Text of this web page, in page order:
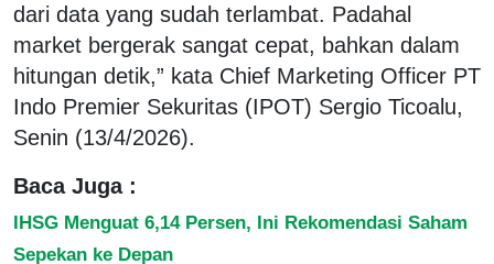
dari data yang sudah terlambat. Padahal
market bergerak sangat cepat, bahkan dalam
hitungan detik,” kata Chief Marketing Officer PT
Indo Premier Sekuritas (IPOT) Sergio Ticoalu,
Senin (13/4/2026).
Baca Juga :
IHSG Menguat 6,14 Persen, Ini Rekomendasi Saham
Sepekan ke Depan